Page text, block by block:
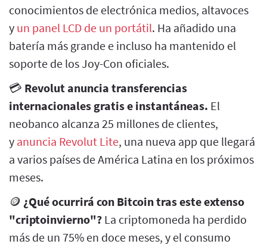
conocimientos de electrónica medios, altavoces
y un panel LCD de un portátil. Ha añadido una
batería más grande e incluso ha mantenido el
soporte de los Joy-Con oficiales.
💳 Revolut anuncia transferencias
internacionales gratis e instantáneas. El
neobanco alcanza 25 millones de clientes,
y anuncia Revolut Lite, una nueva app que llegará
a varios países de América Latina en los próximos
meses.
🪙 ¿Qué ocurrirá con Bitcoin tras este extenso
"criptoinvierno"? La criptomoneda ha perdido
más de un 75% en doce meses, y el consumo